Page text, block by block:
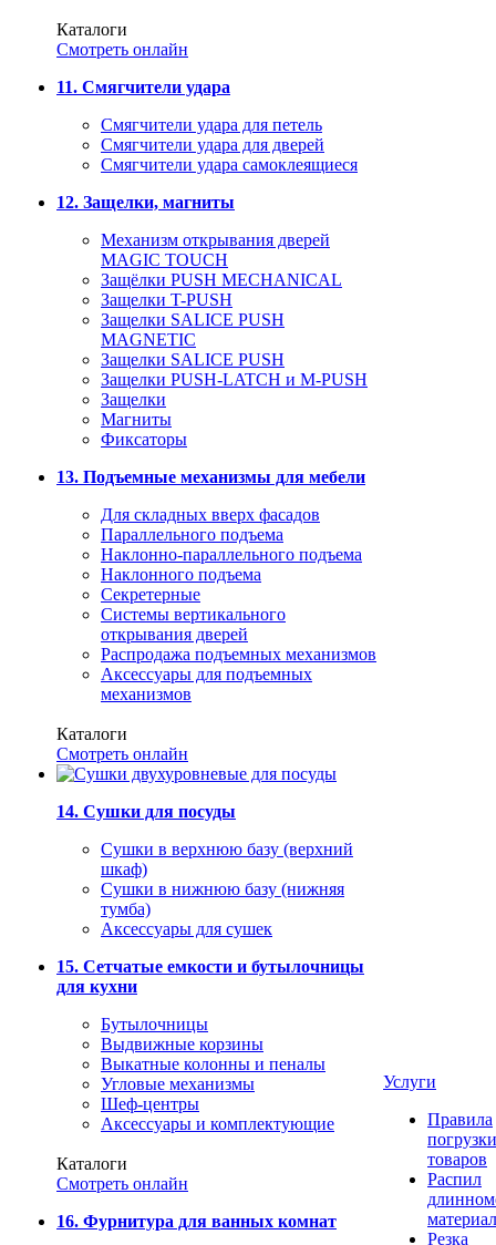
Каталоги
Смотреть онлайн
11. Смягчители удара
Смягчители удара для петель
Смягчители удара для дверей
Cмягчители удара самоклеящиеся
12. Защелки, магниты
Механизм открывания дверей
MAGIC TOUCH
Защёлки PUSH MECHANICAL
Защелки T-PUSH
Защелки SALICE PUSH
MAGNETIC
Защелки SALICE PUSH
Защелки PUSH-LATCH и M-PUSH
Защелки
Магниты
Фиксаторы
13. Подъемные механизмы для мебели
Для складных вверх фасадов
Параллельного подъема
Наклонно-параллельного подъема
Наклонного подъема
Секретерные
Системы вертикального
открывания дверей
Распродажа подъемных механизмов
Аксессуары для подъемных
механизмов
Каталоги
Смотреть онлайн
14. Сушки для посуды
Сушки в верхнюю базу (верхний
шкаф)
Сушки в нижнюю базу (нижняя
тумба)
Аксессуары для сушек
15. Сетчатые емкости и бутылочницы
для кухни
Бутылочницы
Выдвижные корзины
Выкатные колонны и пеналы
Угловые механизмы
Шеф-центры
Аксессуары и комплектующие
Каталоги
Смотреть онлайн
16. Фурнитура для ванных комнат
Услуги
Правила
погрузки
товаров
Распил
Резка